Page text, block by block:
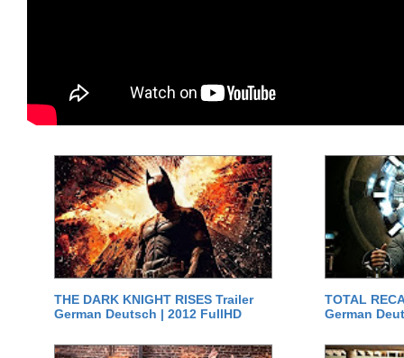
THE DARK KNIGHT RISES Trailer
German Deutsch | 2012 FullHD
TOTAL
German